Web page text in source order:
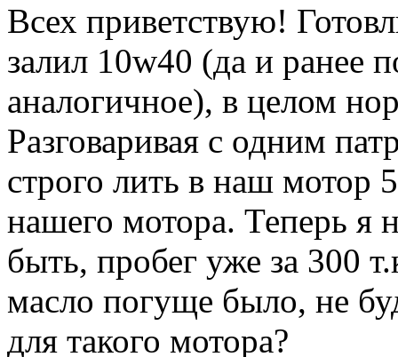
Всех приветствую!
залил 10w40 (да и ранее
аналогичное), в целом
Разговаривая с одним
строго лить в наш мотор
нашего мотора. Теперь я
быть, пробег уже за 300
масло погуще было, не
для такого мотора?